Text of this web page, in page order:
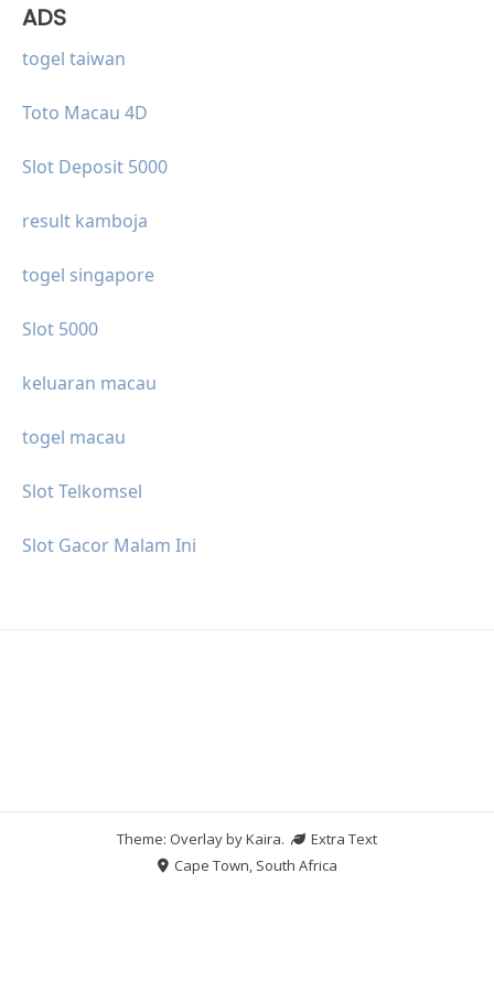
ADS
togel taiwan
Toto Macau 4D
Slot Deposit 5000
result kamboja
togel singapore
Slot 5000
keluaran macau
togel macau
Slot Telkomsel
Slot Gacor Malam Ini
Theme: Overlay byKaira.
Extra Text
Cape Town, South Africa